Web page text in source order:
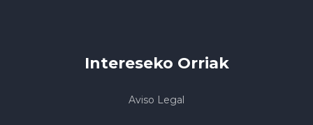
Intereseko Orriak
Aviso Legal